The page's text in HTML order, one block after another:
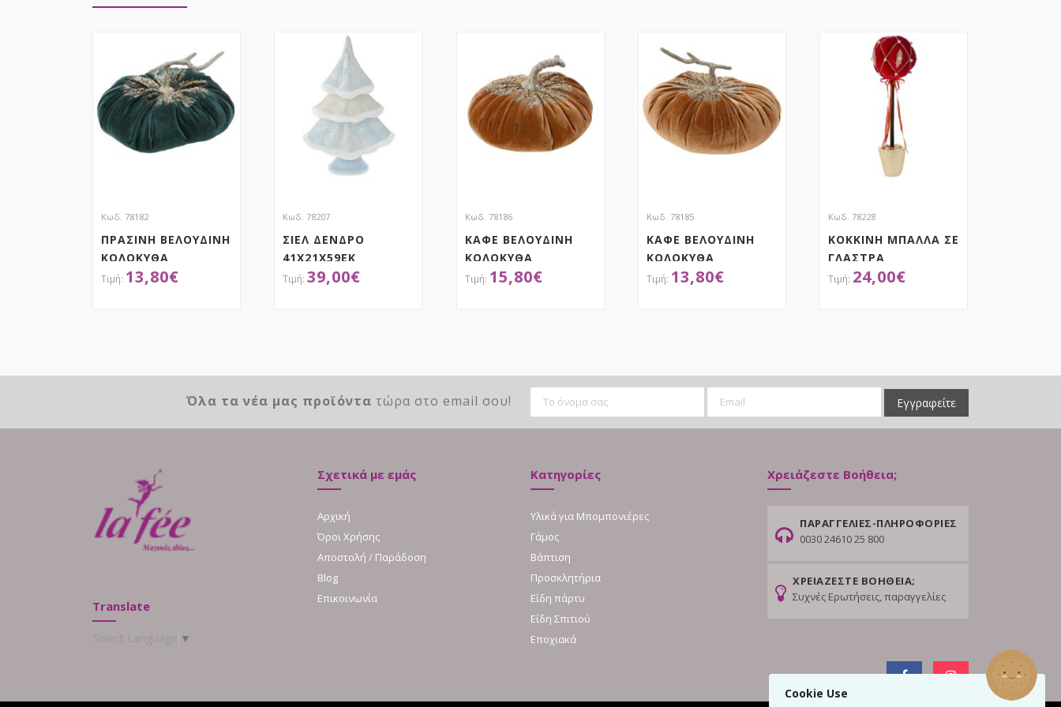
Cookie Use
Κωδ. 78182
ΠΡΑΣΙΝΗ ΒΕΛΟΥΔΙΝΗ
ΚΟΛΟΚΥΘΑ
27Χ27Χ20ΕΚ
13,80€
Κωδ. 78207
ΣΙΕΛ ΔΕΝΔΡΟ
41Χ21Χ59ΕΚ
39,00€
Κωδ. 78186
ΚΑΦΕ ΒΕΛΟΥΔΙΝΗ
ΚΟΛΟΚΥΘΑ
20Χ20Χ14.5ΕΚ
15,80€
Κωδ. 78185
ΚΑΦΕ ΒΕΛΟΥΔΙΝΗ
ΚΟΛΟΚΥΘΑ
27Χ27Χ20ΕΚ
13,80€
Κωδ. 78228
ΚΟΚΚΙΝΗ ΜΠΑΛΛΑ ΣΕ
ΓΛΑΣΤΡΑ
22X22X68EK
24,00€
Όλα τα νέα μας προϊόντα τώρα στο email σου! Εγγραφείτε
Translate
▼
Σχετικά με εμάς
Αρχική
Όροι Χρήσης
Αποστολή / Παράδοση
Blog
Επικοινωνία
Κατηγορίες
Υλικά για Μπομπονιέρες
Γάμος
Βάπτιση
Προσκλητήρια
Είδη πάρτυ
Είδη Σπιτιού
Εποχιακά
Χρειάζεστε Βοήθεια;
ΠΑΡΑΓΓΕΛΙΕΣ-ΠΛΗΡΟΦΟΡΙΕΣ
0030 24610 25 800
ΧΡΕΙΑΖΕΣΤΕ ΒΟΗΘΕΙΑ;
Συχνές Ερωτήσεις, παραγγελίες